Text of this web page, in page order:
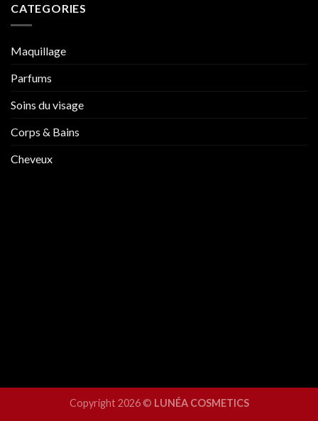
CATEGORIES
Maquillage
Parfums
Soins du visage
Corps & Bains
Cheveux
Copyright 2026 © LUNÉA COSMETICS